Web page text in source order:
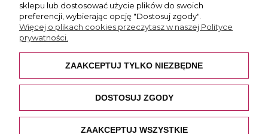
Płatność i dostawa
Pomoc
O nas
sklepu lub dostosować użycie plików do swoich
preferencji, wybierając opcję "Dostosuj zgody".
Więcej o plikach cookies przeczytasz w naszej Polityce
prywatności.
ZAAKCEPTUJ TYLKO NIEZBĘDNE
DOSTOSUJ ZGODY
ZAAKCEPTUJ WSZYSTKIE